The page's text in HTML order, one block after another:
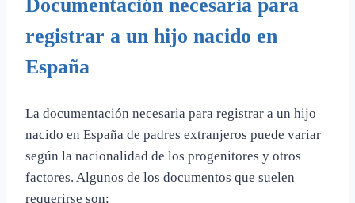
Documentación necesaria para
registrar a un hijo nacido en
España
La documentación necesaria para registrar a un hijo
nacido en España de padres extranjeros puede variar
según la nacionalidad de los progenitores y otros
factores. Algunos de los documentos que suelen
requerirse son: